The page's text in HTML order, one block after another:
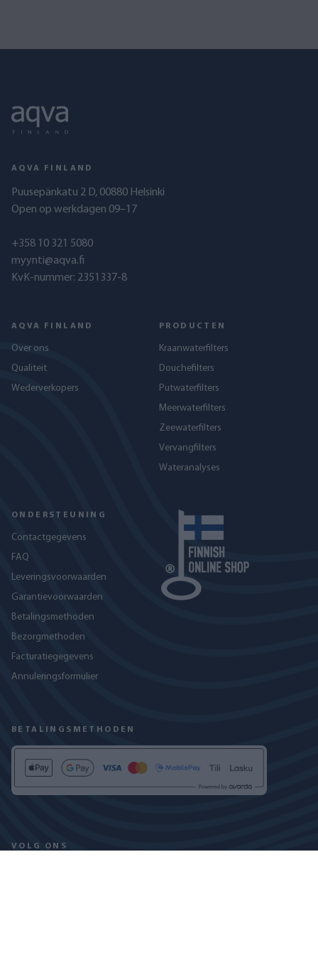
AQVA FINLAND
Puusepänkatu 2 D, 00880 Helsinki
Open op werkdagen 09–17
+358 10 321 5080
myynti@aqva.fi
KvK-nummer: 2351337-8
AQVA FINLAND
Over ons
Qualiteit
Wederverkopers
PRODUCTEN
Kraanwaterfilters
Douchefilters
Putwaterfilters
Meerwaterfilters
Zeewaterfilters
Vervangfilters
Wateranalyses
ONDERSTEUNING
Contactgegevens
FAQ
Leveringsvoorwaarden
Garantievoorwaarden
Betalingsmethoden
Bezorgmethoden
Facturatiegegevens
Annuleringsformulier
BETALINGSMETHODEN
VOLG ONS